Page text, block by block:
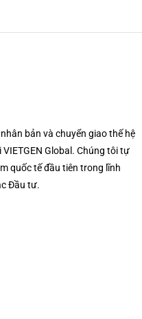
bản và chuyển giao thế hệ
Global. Chúng tôi tự
quốc tế đầu tiên trong lĩnh
Đầu tư.